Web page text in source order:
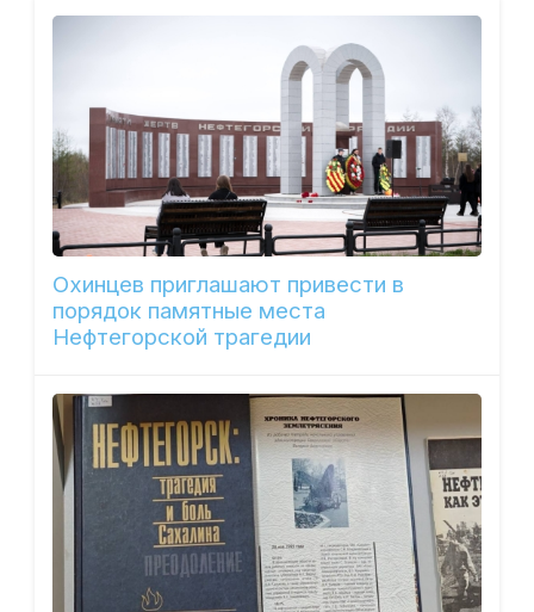
Охинцев приглашают привести в
порядок памятные места
Нефтегорской трагедии